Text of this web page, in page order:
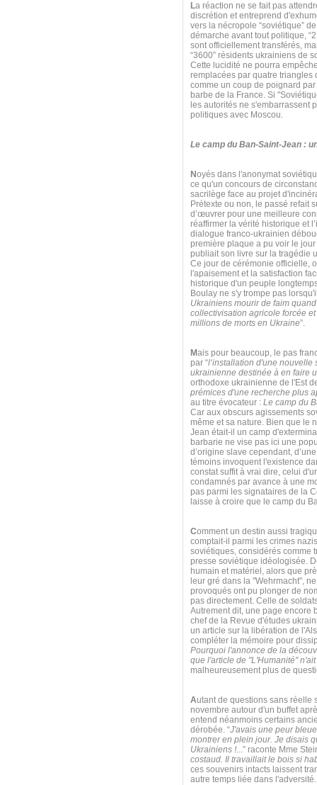
La réaction ne se fait pas
discrétion et entreprend
vers la nécropole “soviétique”
démarche avant tout politique,
sont officiellement transférés,
“3600” résidents ukrainiens de
Cette lucidité ne pourra
remplacées par quatre
comme un coup de poignard
barbe de la France. Si
les autorités ne s'embarrassent
politiques avec Moscou.
Le camp du Ban-Saint-Jean :
Noyés dans l'anonymat
ce qu'un concours de
sacrilège face au projet
Prétexte ou non, le passé refait
d’œuvrer pour une meilleure
réaffirmer la vérité historique et
dialogue franco-ukrainien
première plaque a pu voir le
publiait son livre sur la tragédie
Ce jour de cérémonie officielle,
l'apaisement et la satisfaction
historique d'un peuple
Boulay ne s'y trompe pas
Ukrainiens mourir de faim
collectivisation agricole forcée
millions de morts en Ukraine”.
Mais pour beaucoup, le pas
par “l‘installation d'une
ukrainienne destinée à en faire
orthodoxe ukrainienne de l'Est
prémices d'une recherche plus
au titre évocateur : Le camp du
Car aux obscurs agissements
même et sa nature. Bien que le
Jean était-il un camp
barbarie ne vise pas ici une
d’origine slave cependant,
témoins invoquent l'existence
constat suffit à vrai dire, celui
condamnés par avance à une
pas parmi les signataires de la
laisse à croire que le camp du
Comment un destin aussi
comptait-il parmi les crimes
soviétiques, considérés comme
presse soviétique idéologisée.
humain et matériel, alors que
leur gré dans la "Wehrmacht",
provoqués ont pu plonger de
pas directement. Celle de
Autrement dit, une page encore
chef de la Revue d'études
un article sur la libération de
compléter la mémoire pour
Pourquoi l'annonce de la
que l'article de "L'Humanité"
malheureusement plus de
Autant de questions sans réelle
novembre autour d'un buffet
entend néanmoins certains
dérobée. “J'avais une peur
montrer en plein jour. Je disais
Ukrainiens !...” raconte Mme
costaud. Il travaillait le bois si
ces souvenirs intacts laissent
autre temps liée dans